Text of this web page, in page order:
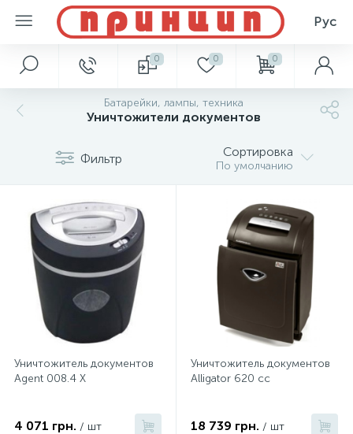
Рус
0 0 0
Батарейки, лампы, техника
Уничтожители документов
Фильтр Сортировка
По умолчанию
Уничтожитель документов
Agent 008.4 X
4 071 грн. / шт
Уничтожитель документов
Alligator 620 сс
18 739 грн. / шт